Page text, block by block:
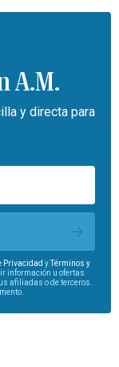
A.M.
y directa para
Privacidad yTérminos y
información u ofertas
afiliadas o de terceros.